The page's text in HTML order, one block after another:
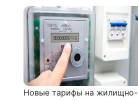
Новые тарифы на жилищно-